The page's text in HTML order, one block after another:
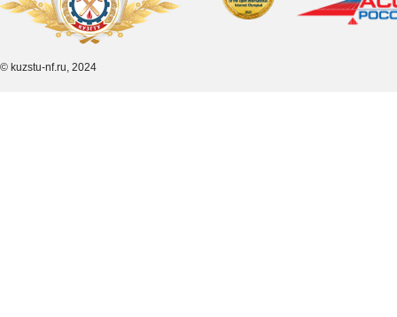
© kuzstu-nf.ru, 2024